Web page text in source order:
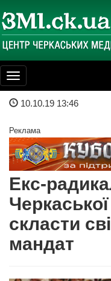
Toggle
navigation
10.10.19 13:46
Реклама
Екс-
скласти
мандат